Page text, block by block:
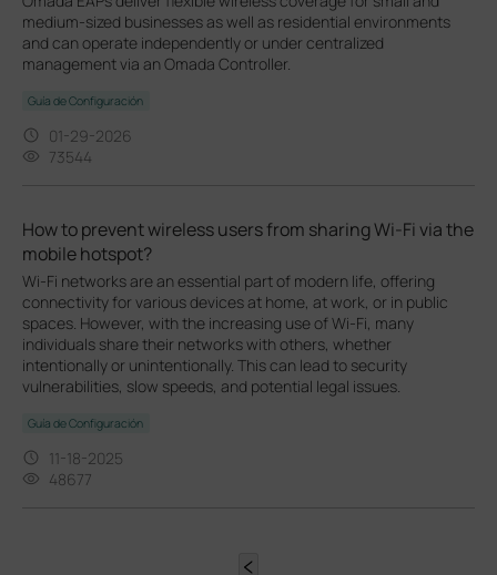
medium-sized businesses as well as residential environments
and can operate independently or under centralized
management via an Omada Controller.
Guía de Configuración
01-29-2026
73544
How to prevent wireless users from sharing Wi-Fi via the
mobile hotspot?
Wi-Fi networks are an essential part of modern life, offering
connectivity for various devices at home, at work, or in public
spaces. However, with the increasing use of Wi-Fi, many
individuals share their networks with others, whether
intentionally or unintentionally. This can lead to security
vulnerabilities, slow speeds, and potential legal issues.
Guía de Configuración
11-18-2025
48677